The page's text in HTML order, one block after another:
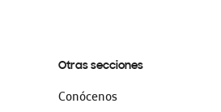
Otras secciones
Conócenos